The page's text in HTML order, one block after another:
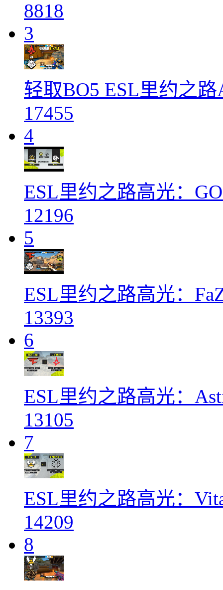
8818
3
轻取BO5 ESL里约之
17455
4
ESL里约之路高光：
12196
5
ESL里约之路高光：
13393
6
ESL里约之路高光：
13105
7
ESL里约之路高光：
14209
8